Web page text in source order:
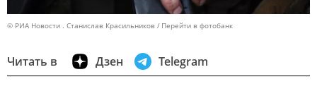
© РИА Новости . Станислав Красильников Перейти в фотобанк
Читать в Дзен Telegram